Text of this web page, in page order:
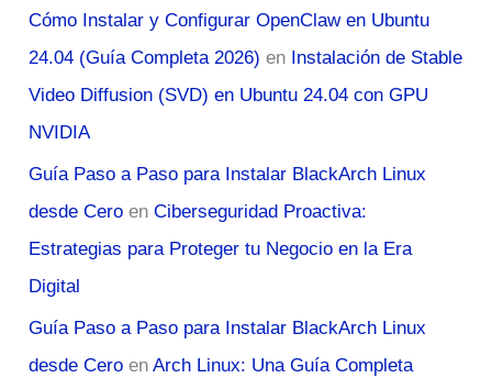
Cómo Instalar y Configurar OpenClaw en Ubuntu
24.04 (Guía Completa 2026) en Instalación de Stable
Video Diffusion (SVD) en Ubuntu 24.04 con GPU
NVIDIA
Guía Paso a Paso para Instalar BlackArch Linux
desde Cero enCiberseguridad Proactiva:
Estrategias para Proteger tu Negocio en la Era
Digital
Guía Paso a Paso para Instalar BlackArch Linux
desde Cero enArch Linux: Una Guía Completa